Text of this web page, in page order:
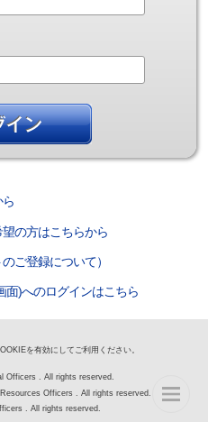
の方はこちらから
ご登録について）
面)へのログインはこちら
を有効にしてご利用ください。
Officers . All rights reserved.
Officers . All rights reserved.
. All rights reserved.